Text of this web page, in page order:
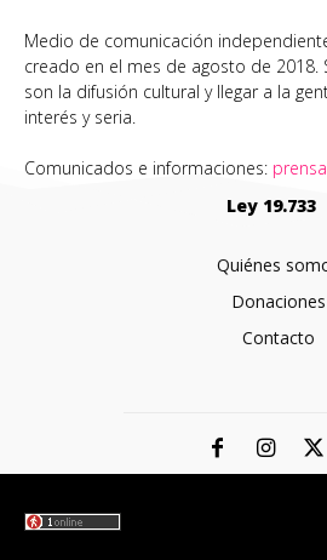
Medio de comunicación
creado en el mes de agosto de 2018.
son la difusión cultural y llegar a la
interés y seria.
Comunicados e informaciones:
Ley 19.733
Quiénes
Donaciones
Contacto